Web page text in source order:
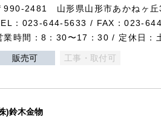
990-2481 山形県山形市あかねヶ丘
：023-644-5633 / FAX：023-
業時間：8：30〜17：30 / 定休日：
販売可 工事・取付可
)鈴木金物